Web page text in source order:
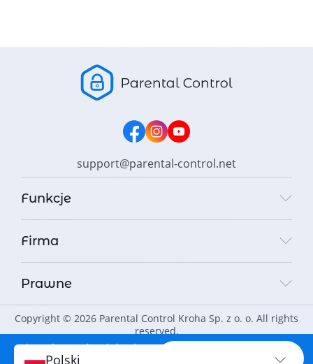
Chroń swoje dziecko
CHROŃ TERAZ
support@parental-control.net
Funkcje
Firma
Prawne
Copyright © 2026 Parental Control Kroha Sp. z o. o. All rights
reserved.
Polski